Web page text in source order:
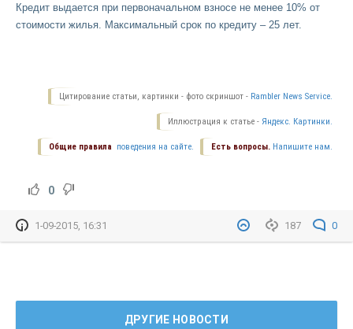
Кредит выдается при первоначальном взносе не менее 10% от
стоимости жилья. Максимальный срок по кредиту – 25 лет.
Цитирование статьи, картинки - фото скриншот - Rambler News Service.
Иллюстрация к статье - Яндекс. Картинки.
Есть вопросы. Напишите нам.
Общие правила поведения на сайте.
0
187 0
1-09-2015, 16:31
ДРУГИЕ НОВОСТИ